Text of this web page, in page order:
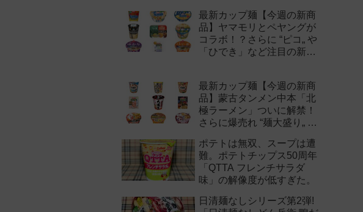
作まとめ！
最新カップ麺【今週の新商
品】ヤマモリとペヤングが
コラボ！？さらに “ピコ„ や
「ひでき」など注目の新作
最新カップ麺【今週の新商
品】蒙古タンメン中本「北
極ラーメン」ついに解禁！
さらに爆売れ “麺大盛り„ シ
作まとめ！
ポテトは無双、スープは遭
難。ポテトチップス50周年
「QTTA フレンチサラダ
味」の解像度が低すぎた。
日清麺なしシリーズ第2弾!